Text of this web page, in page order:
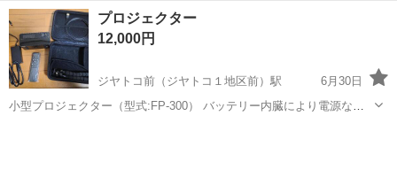
度あり！ワンルーム寮完備！マイカー通勤OK！無料駐車場あり！《三
重県伊勢市》 人気の工場のお仕事 ◇タイヤの製造◇ トラック・バ
ス・RV車用を中心とした...
三重 伊勢市 山田上口駅
プロジェクター
12,000円
ジヤトコ前（ジヤトコ１地区前）駅
6月30日
小型プロジェクター（型式:FP-300） バッテリー内臓により電源なし